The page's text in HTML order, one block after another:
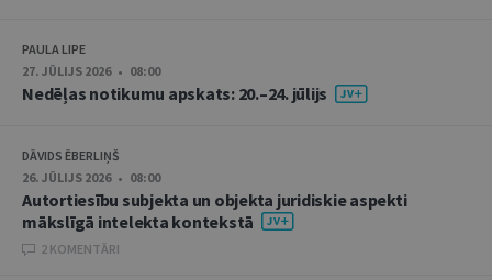
PAULA LIPE
27. JŪLIJS 2026 • 08:00
Nedēļas notikumu apskats: 20.–24. jūlijs
DĀVIDS ĒBERLIŅŠ
26. JŪLIJS 2026 • 08:00
Autortiesību subjekta un objekta juridiskie aspekti
mākslīgā intelekta kontekstā
2 KOMENTĀRI